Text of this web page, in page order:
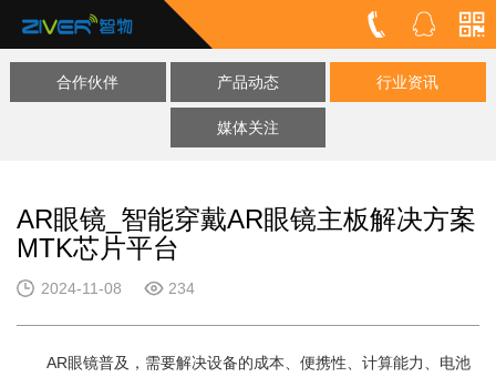
合作伙伴 产品动态 行业资讯
媒体关注
AR眼镜_智能穿戴AR眼镜主板解决方案
MTK芯片平台
2024-11-08 234
AR眼镜普及，需要解决设备的成本、便携性、计算能力、电池